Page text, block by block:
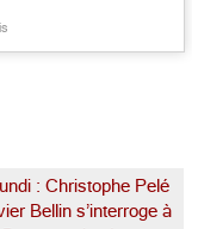
: Christophe Pelé
Bellin s’interroge à